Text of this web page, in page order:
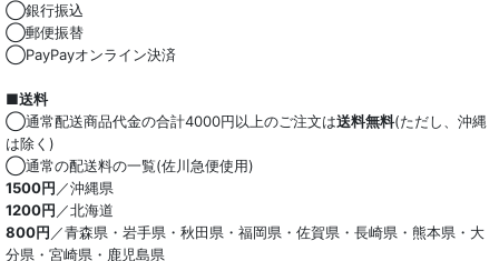
麻混
ストレッチ
オーガニック
和紙混生地
ポリエステル混
◯銀行振込
◯郵便振替
◯PayPayオンライン決済
■送料
◯通常配送商品代金の合計4000円以上のご注文は送料無料(ただし、沖縄
は除く)
◯通常の配送料の一覧(佐川急便使用)
1500円 ／沖縄県
1200円 ／北海道
800円 ／青森県・岩手県・秋田県・福岡県・佐賀県・長崎県・熊本県・大
分県・宮崎県・鹿児島県